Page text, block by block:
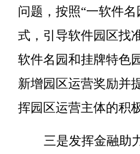
问题，按照“一软件名
式，引导软件园区找
软件名园和挂牌特色
新增园区运营奖励并
挥园区运营主体的积
三是发挥金融助